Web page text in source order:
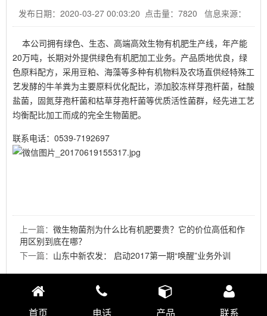
发布日期：2020-03-27 00:03:20 点击量：7820 信息来源：
本公司拥有绿色、生态、高端高效生物有机肥生产线，年产能
20万吨，长期对外提供绿色有机肥加工业务。产品质地优良，绿
色原料配方，采用豆粕、海藻等多种有机物料及农场直供经特殊工
艺发酵的牛羊粪为主要原料优化配比，添加胶冻样芽孢杆菌，硅酸
盐菌，固氮芽孢杆菌和枯草芽孢杆菌等优质活性菌群，经先进工艺
均衡配比加工而成的完全生物菌肥。
联系电话：0539-7192697
上一篇： 微生物菌剂为什么比有机肥要贵？它的价位高低和作
用区别到底在哪？
下一篇： 山东中新农发： 启动2017第一期“唤醒”业务外训
首页 电话 产品 联系